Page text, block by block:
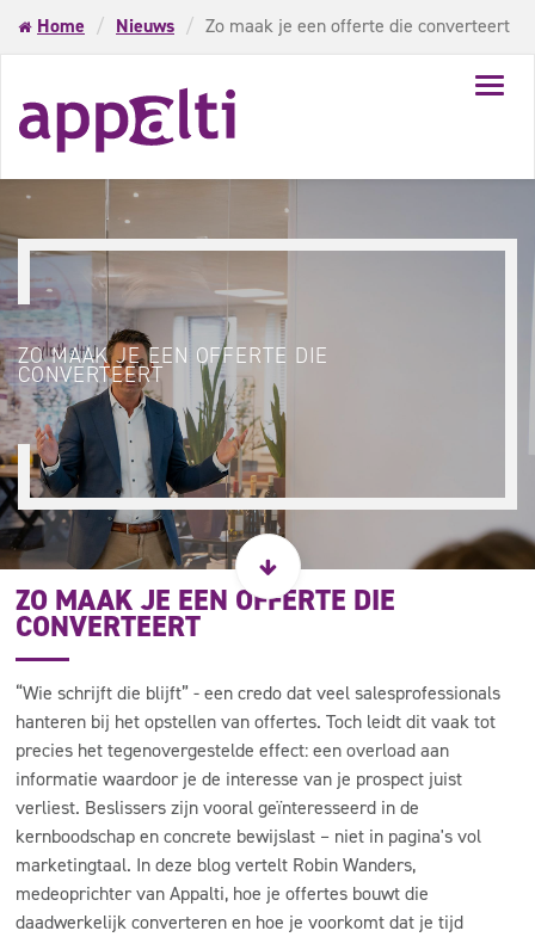
Home Nieuws Zo maak je een offerte die converteert
ZO MAAK JE EEN OFFERTE DIE
CONVERTEERT
ZO MAAK JE EEN OFFERTE DIE
CONVERTEERT
“Wie schrijft die blijft” - een credo dat veel salesprofessionals
hanteren bij het opstellen van offertes. Toch leidt dit vaak tot
precies het tegenovergestelde effect: een overload aan
informatie waardoor je de interesse van je prospect juist
verliest. Beslissers zijn vooral geïnteresseerd in de
kernboodschap en concrete bewijslast – niet in pagina's vol
marketingtaal. In deze blog vertelt Robin Wanders,
medeoprichter van Appalti, hoe je offertes bouwt die
daadwerkelijk converteren en hoe je voorkomt dat je tijd